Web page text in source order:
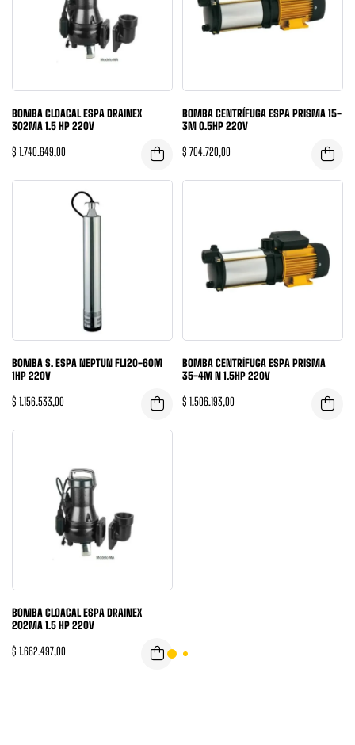
BOMBA CLOACAL ESPA DRAINEX
302MA 1.5 HP 220V
$ 1.740.649,00
BOMBA CENTRÍFUGA ESPA PRISMA 15-
3M 0.5HP 220V
$ 704.720,00
BOMBA S. ESPA NEPTUN FL120-60M
1HP 220V
$ 1.156.533,00
BOMBA CENTRÍFUGA ESPA PRISMA
35-4M N 1.5HP 220V
$ 1.506.193,00
BOMBA CLOACAL ESPA DRAINEX
202MA 1.5 HP 220V
$ 1.662.497,00